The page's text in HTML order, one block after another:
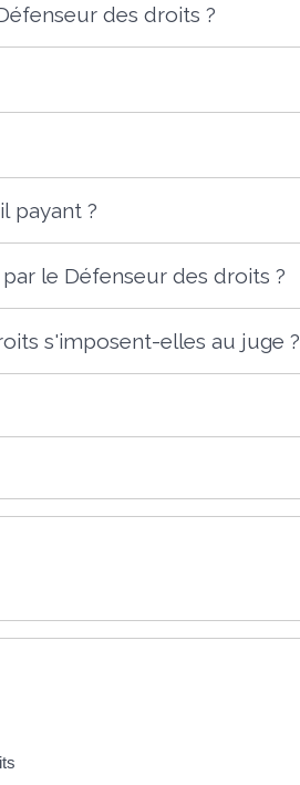
des droits ?
payant ?
le Défenseur des droits ?
s'imposent-elles au juge ?